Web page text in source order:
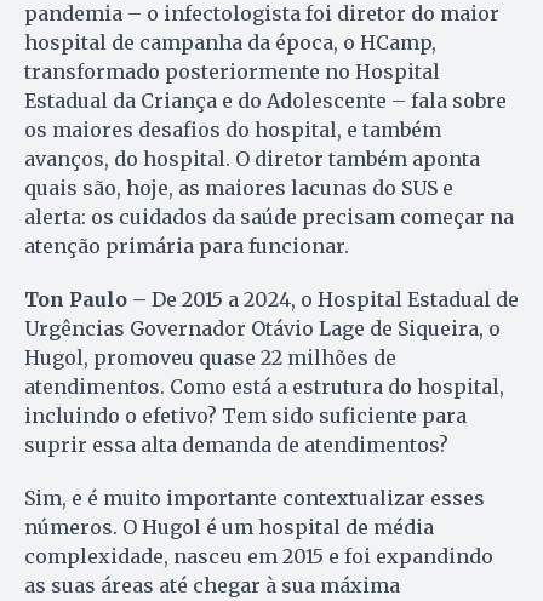
pandemia – o infectologista foi diretor do maior
hospital de campanha da época, o HCamp,
transformado posteriormente no Hospital
Estadual da Criança e do Adolescente – fala sobre
os maiores desafios do hospital, e também
avanços, do hospital. O diretor também aponta
quais são, hoje, as maiores lacunas do SUS e
alerta: os cuidados da saúde precisam começar na
atenção primária para funcionar.
Ton Paulo – De 2015 a 2024, o Hospital Estadual de
Urgências Governador Otávio Lage de Siqueira, o
Hugol, promoveu quase 22 milhões de
atendimentos. Como está a estrutura do hospital,
incluindo o efetivo? Tem sido suficiente para
suprir essa alta demanda de atendimentos?
Sim, e é muito importante contextualizar esses
números. O Hugol é um hospital de média
complexidade, nasceu em 2015 e foi expandindo
as suas áreas até chegar à sua máxima